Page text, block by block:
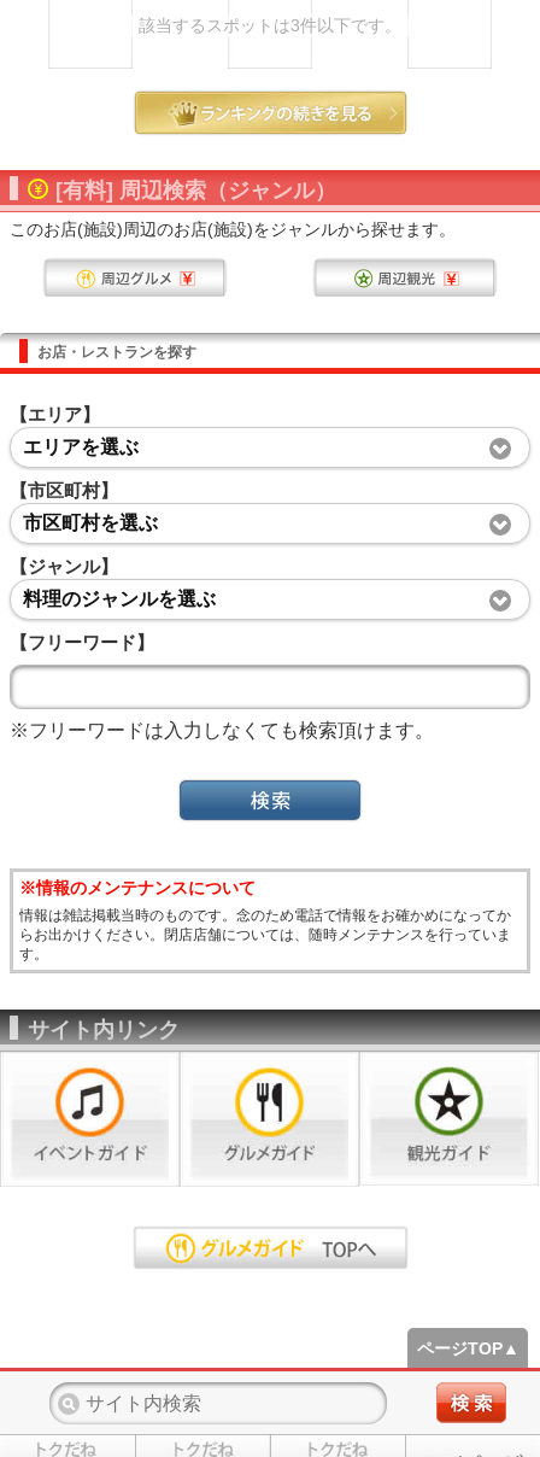
該当するスポットは3件以下です。
[有料] 周辺検索（ジャンル）
このお店(施設)周辺のお店(施設)をジャンルから探せます。
お店・レストランを探す
【エリア】
エリアを選ぶ
【市区町村】
市区町村を選ぶ
【ジャンル】
料理のジャンルを選ぶ
【フリーワード】
※フリーワードは入力しなくても検索頂けます。
※情報のメンテナンスについて
情報は雑誌掲載当時のものです。念のため電話で情報をお確かめになってか
らお出かけください。閉店店舗については、随時メンテナンスを行っていま
す。
サイト内リンク
ページTOP▲